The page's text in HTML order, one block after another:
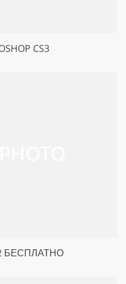
CS3
БЕСПЛАТНО